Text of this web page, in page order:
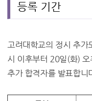
등록 기간
고려대학교의 정시 추
시 이후부터 20일(화)
추가 합격자를 발표합니